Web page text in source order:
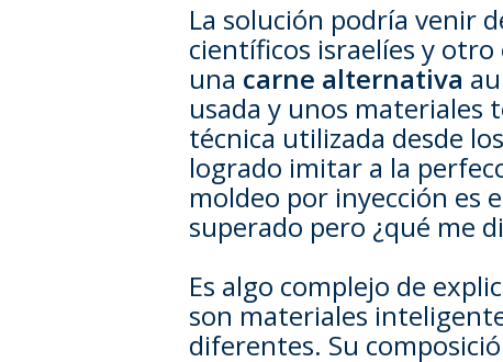
La solución podría venir
científicos israelíes y
una carne alternativa
usada y unos
técnica utilizada desde
logrado imitar a la
moldeo por inyección es
superado pero ¿qué me
Es algo complejo de
son materiales
diferentes. Su